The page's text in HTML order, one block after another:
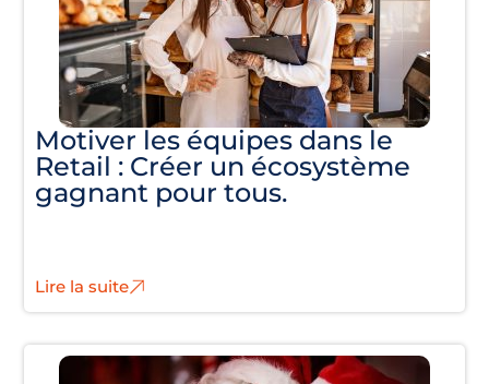
Motiver les équipes dans le
Retail : Créer un écosystème
gagnant pour tous.
Lire la suite